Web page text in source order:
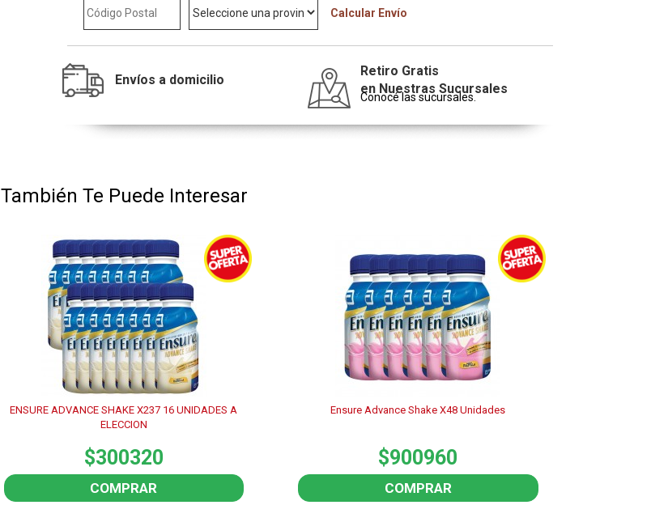
Calcular Envío
Envíos a domicilio
Retiro Gratis
en Nuestras Sucursales
Conocé las sucursales.
También Te Puede Interesar
ENSURE ADVANCE SHAKE X237 16 UNIDADES A
ELECCION
$300320
COMPRAR
Ensure Advance Shake X48 Unidades
$900960
COMPRAR